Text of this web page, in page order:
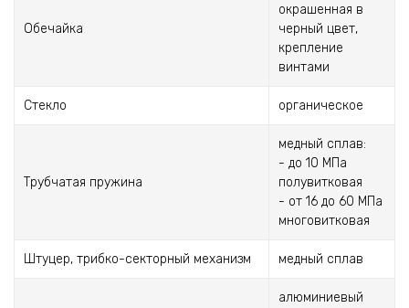
Обечайка
окрашенная в
черный цвет,
крепление
винтами
Стекло органическое
Трубчатая пружина
медный сплав:
- до 10 МПа
полувитковая
- от 16 до 60 МПа
многовитковая
Штуцер, трибко-секторный механизм медный сплав
алюминиевый